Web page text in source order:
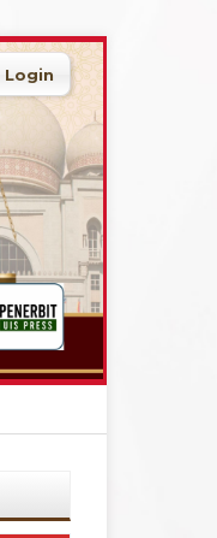
Login